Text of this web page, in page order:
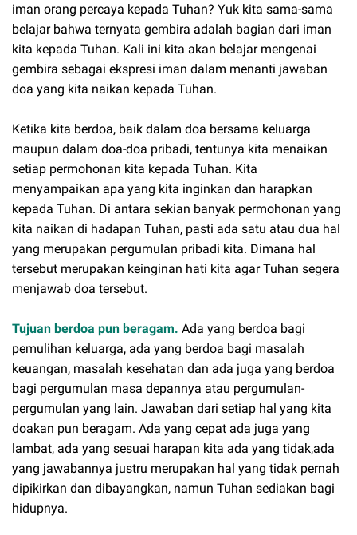
iman orang percaya kepada Tuhan? Yuk kita sama-sama
belajar bahwa ternyata gembira adalah bagian dari iman
kita kepada Tuhan. Kali ini kita akan belajar mengenai
gembira sebagai ekspresi iman dalam menanti jawaban
doa yang kita naikan kepada Tuhan.
Ketika kita berdoa, baik dalam doa bersama keluarga
maupun dalam doa-doa pribadi, tentunya kita menaikan
setiap permohonan kita kepada Tuhan. Kita
menyampaikan apa yang kita inginkan dan harapkan
kepada Tuhan. Di antara sekian banyak permohonan yang
kita naikan di hadapan Tuhan, pasti ada satu atau dua hal
yang merupakan pergumulan pribadi kita. Dimana hal
tersebut merupakan keinginan hati kita agar Tuhan segera
menjawab doa tersebut.
Tujuan berdoa pun beragam. Ada yang berdoa bagi
pemulihan keluarga, ada yang berdoa bagi masalah
keuangan, masalah kesehatan dan ada juga yang berdoa
bagi pergumulan masa depannya atau pergumulan-
pergumulan yang lain. Jawaban dari setiap hal yang kita
doakan pun beragam. Ada yang cepat ada juga yang
lambat, ada yang sesuai harapan kita ada yang tidak,ada
yang jawabannya justru merupakan hal yang tidak pernah
dipikirkan dan dibayangkan, namun Tuhan sediakan bagi
hidupnya.